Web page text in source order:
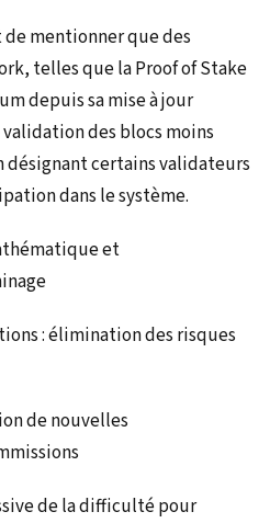
mentionner que des
telles que la Proof of Stake
depuis sa mise à jour
des blocs moins
désignant certains validateurs
dans le système.
et
: élimination des risques
de nouvelles
de la difficulté pour